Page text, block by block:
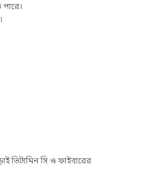
ভিটামিন সি ও ফাইবারের